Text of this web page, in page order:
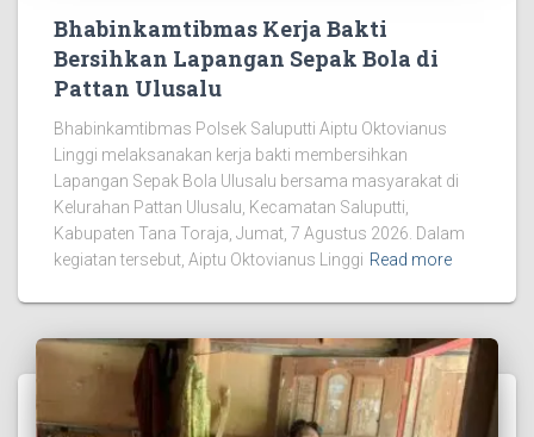
Bhabinkamtibmas Kerja Bakti
Bersihkan Lapangan Sepak Bola di
Pattan Ulusalu
Bhabinkamtibmas Polsek Saluputti Aiptu Oktovianus
Linggi melaksanakan kerja bakti membersihkan
Lapangan Sepak Bola Ulusalu bersama masyarakat di
Kelurahan Pattan Ulusalu, Kecamatan Saluputti,
Kabupaten Tana Toraja, Jumat, 7 Agustus 2026. Dalam
kegiatan tersebut, Aiptu Oktovianus Linggi Read more